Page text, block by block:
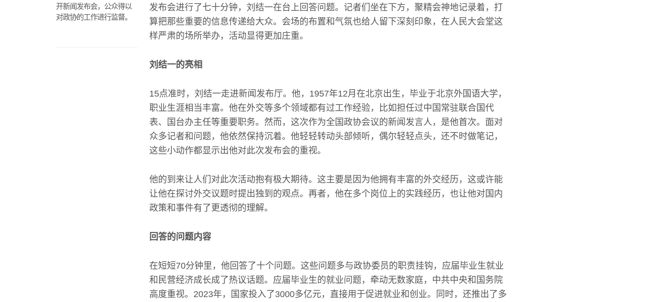
开新闻发布会，公众得以
对政协的工作进行监督。
发布会进行了七十分钟，刘结一在台上回答问题。记者们坐在下方，聚精会神地记录着，打
算把那些重要的信息传递给大众。会场的布置和气氛也给人留下深刻印象，在人民大会堂这
样严肃的场所举办，活动显得更加庄重。
刘结一的亮相
15点准时，刘结一走进新闻发布厅。他，1957年12月在北京出生，毕业于北京外国语大学，
职业生涯相当丰富。他在外交等多个领域都有过工作经验，比如担任过中国常驻联合国代
表、国台办主任等重要职务。然而，这次作为全国政协会议的新闻发言人，是他首次。面对
众多记者和问题，他依然保持沉着。他轻轻转动头部倾听，偶尔轻轻点头，还不时做笔记，
这些小动作都显示出他对此次发布会的重视。
他的到来让人们对此次活动抱有极大期待。这主要是因为他拥有丰富的外交经历，这或许能
让他在探讨外交议题时提出独到的观点。再者，他在多个岗位上的实践经历，也让他对国内
政策和事件有了更透彻的理解。
回答的问题内容
在短短70分钟里，他回答了十个问题。这些问题多与政协委员的职责挂钩，应届毕业生就业
和民营经济成长成了热议话题。应届毕业生的就业问题，牵动无数家庭，中共中央和国务院
高度重视。2023年，国家投入了3000多亿元，直接用于促进就业和创业。同时，还推出了多